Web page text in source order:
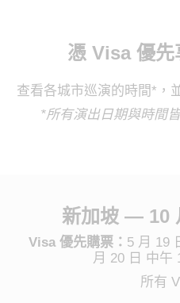
憑 Visa 優先
查看各城市巡演的時間*，
*所有演出日期與時間
新加坡 — 10
Visa 優先購票： 5 月 19
月 20 日 中午
所有